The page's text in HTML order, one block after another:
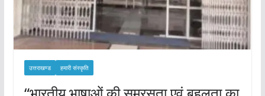
उत्तराखण्ड हमारी संस्कृति